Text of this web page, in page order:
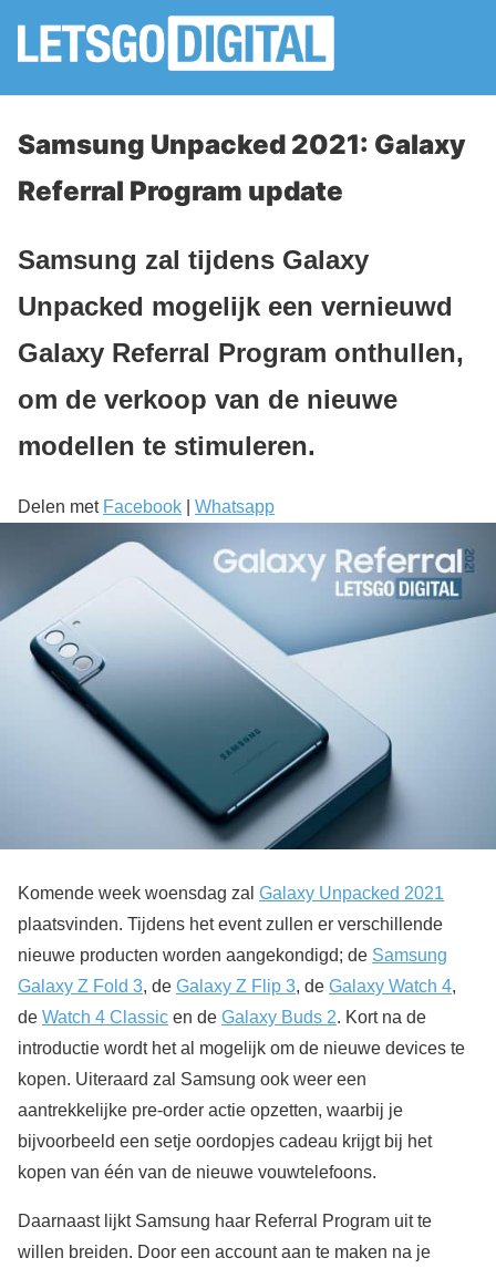
Samsung Unpacked 2021: Galaxy
Referral Program update
Samsung zal tijdens Galaxy
Unpacked mogelijk een vernieuwd
Galaxy Referral Program onthullen,
om de verkoop van de nieuwe
modellen te stimuleren.
Delen met Facebook Whatsapp
Komende week woensdag zal Galaxy Unpacked 2021
plaatsvinden. Tijdens het event zullen er verschillende
nieuwe producten worden aangekondigd; de Samsung
Galaxy Z Fold 3, de Galaxy Z Flip 3, de Galaxy Watch 4,
de Watch 4 Classic en de Galaxy Buds 2. Kort na de
introductie wordt het al mogelijk om de nieuwe devices te
kopen. Uiteraard zal Samsung ook weer een
aantrekkelijke pre-order actie opzetten, waarbij je
bijvoorbeeld een setje oordopjes cadeau krijgt bij het
kopen van één van de nieuwe vouwtelefoons.
Daarnaast lijkt Samsung haar Referral Program uit te
willen breiden. Door een account aan te maken na je